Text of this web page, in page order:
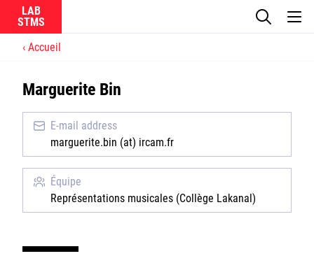
LAB
La recherche
Actualités
Équipes
Accueil
Marguerite Bin
E-mail address
marguerite.bin (at) ircam.fr
Équipe
Représentations musicales (Collège Lakanal)